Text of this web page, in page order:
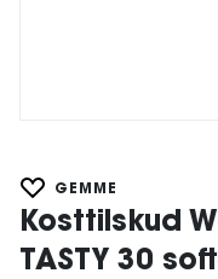
GEMME
Kosttilskud
TASTY 30